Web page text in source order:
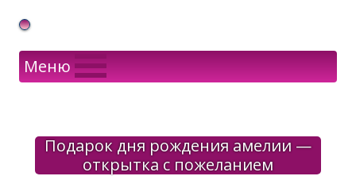
Gif Открытки в подарок
Меню
Подарок дня рождения амелии —
открытка с пожеланием